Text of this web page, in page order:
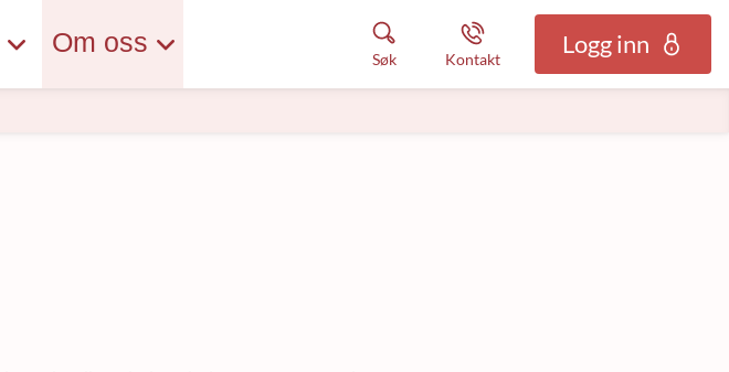
Om oss
Søk Kontakt
Logg inn